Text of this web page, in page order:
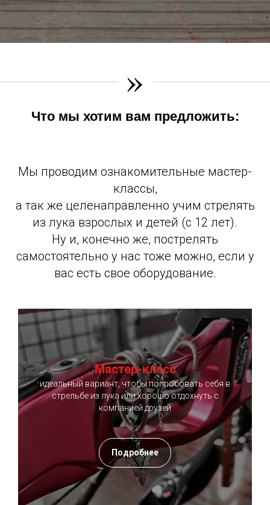
»
Что мы хотим вам предложить:
Мы проводим ознакомительные мастер-
классы,
а так же целенаправленно учим стрелять
из лука взрослых и детей (с 12 лет).
Ну и, конечно же, пострелять
самостоятельно у нас тоже можно, если у
вас есть свое оборудование.
Мастер-класс
идеальный вариант, чтобы попробовать себя в
стрельбе из лука или хорошо отдохнуть с
компанией друзей
Подробнее